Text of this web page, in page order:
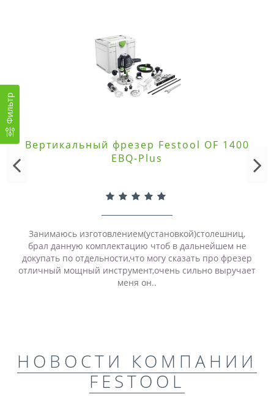
Фильтр
Вертикальный фрезер Festool OF 1400
EBQ-Plus
Занимаюсь изготовлением(установкой)столешниц,
брал данную комплектацию чтоб в дальнейшем не
докупать по отдельности,что могу сказать про фрезер
отличный мощный инструмент,очень сильно выручает
меня он..
НОВОСТИ КОМПАНИИ
FESTOOL